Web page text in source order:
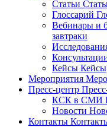
Статьи
Глоссарий
Вебинары и
завтраки
Кейсы Кейсы
Мероприятия
Пресс-центр
КСК в СМИ
Новости
Контакты